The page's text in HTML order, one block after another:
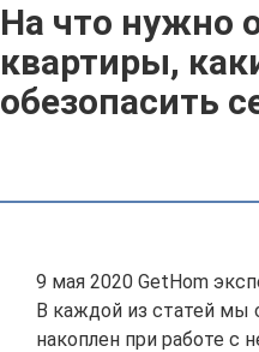
На что нужно
квартиры,
обезопасить
9 мая 2020 GetHom
В каждой из статей мы
накоплен при работе